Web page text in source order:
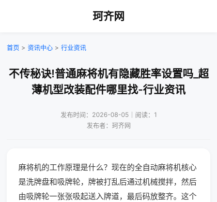
珂齐网
首页 > 资讯中心 > 行业资讯
不传秘诀!普通麻将机有隐藏胜率设置吗_超
薄机型改装配件哪里找-行业资讯
发布时间：2026-08-05｜阅读：1
发布者：珂齐网
麻将机的工作原理是什么？现在的全自动麻将机核心
是洗牌盘和吸牌轮，牌被打乱后通过机械搅拌，然后
由吸牌轮一张张吸起送入牌道，最后码放整齐。这个